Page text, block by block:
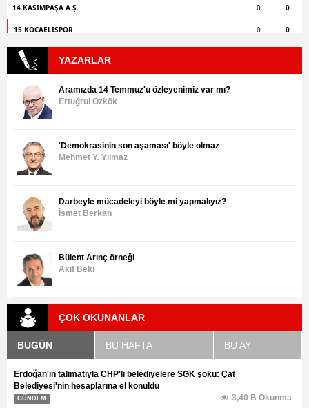
YAZARLAR
Aramızda 14 Temmuz'u özleyenimiz var mı?
Ertuğrul Özkök
'Demokrasinin son aşaması' böyle olmaz
Mehmet Y. Yılmaz
Darbeyle mücadeleyi böyle mi yapmalıyız?
İsmet Berkan
Bülent Arınç örneği
Akif Beki
ÇOK OKUNANLAR
BUGÜN BU HAFTA BU AY
Erdoğan'ın talimatıyla CHP'li belediyelere SGK şoku: Çat
Belediyesi'nin hesaplarına el konuldu
GÜNDEM 3,40 B Okunma